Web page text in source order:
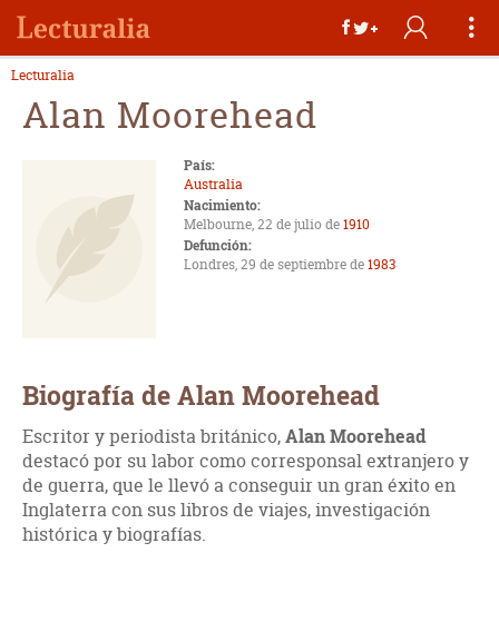
Lecturalia
Alan Moorehead
País:
Australia
Nacimiento:
Melbourne, 22 de julio de1910
Defunción:
Londres, 29 de septiembre de1983
Biografía de Alan Moorehead
Escritor y periodista británico,Alan Moorehead
destacó por su labor como corresponsal extranjero y
de guerra, que le llevó a conseguir un gran éxito en
Inglaterra con sus libros de viajes, investigación
histórica y biografías.